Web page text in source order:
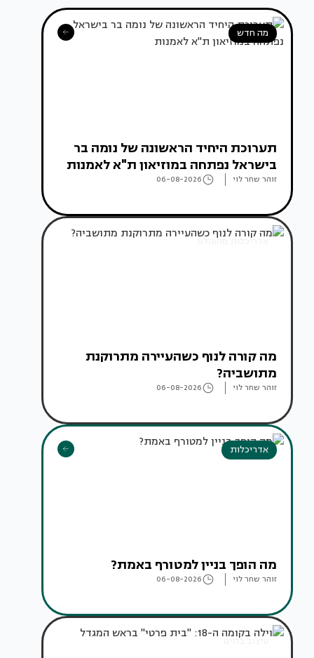
מה חדש
תערוכת היחיד הראשונה של נומה בר
בישראל נפתחה במוזיאון ת"א לאמנות
זוהר שחר לוי 06-08-2026
אדריכלות מהעולם
מה קורה לנוף כשהעיירה מתרוקנת
מתושביה?
זוהר שחר לוי 06-08-2026
אדריכלות
מה הופך בניין למטורף באמת?
זוהר שחר לוי 06-08-2026
עיצוב בתים